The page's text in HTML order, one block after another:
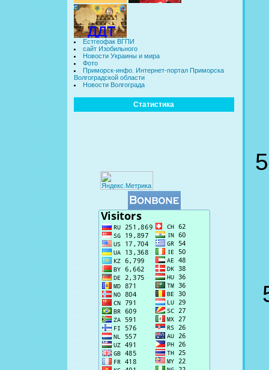
Естгеофак ВГПИ
сайт Изобильного
Новости Украины и мира
Фото
Приморск-инфо. Интернет-портал Приморска
Волгоградской области
Новости Волгограда
Статистика